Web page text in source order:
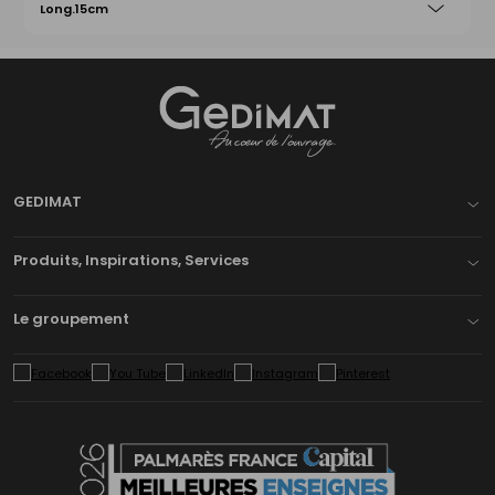
Long.15cm
GEDIMAT
Produits, Inspirations, Services
Le groupement